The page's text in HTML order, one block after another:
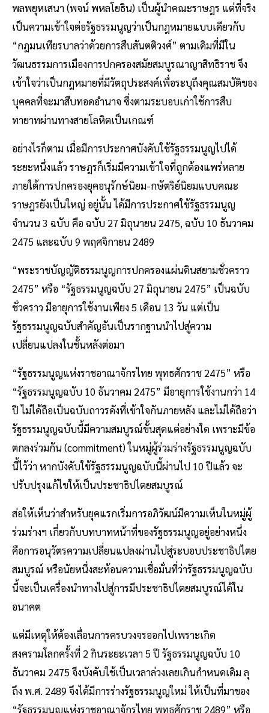
พลพยุหเสนา (พจน์ พหลโยธิน) เป็นผู้นำคณะราษฎร แต่ที่จริง
เป็นความเข้าใจต่อรัฐธรรมนูญว่าเป็นกฎหมายแบบเดียวกับ
“กฎมนเทียรบาลว่าด้วยการสืบสันตติวงศ์” ตามเดิมที่มีใน
วัฒนธรรมการเมืองการปกครองสมัยสมบูรณาญาสิทธิราช จึง
เข้าใจว่าเป็นกฎหมายที่มีวัตถุประสงค์เพื่อระบุถึงคุณสมบัติของ
บุคคลที่จะมาสืบทอดอำนาจ ซึ่งตามระบอบเก่าใช้การสืบ
ทายาทผ่านทางสายโลหิตเป็นเกณฑ์
อย่างไรก็ตาม เมื่อมีการประกาศบังคับใช้รัฐธรรมนูญไปได้
ระยะหนึ่งแล้ว ราษฎรก็เริ่มมีความเข้าใจที่ถูกต้องแพร่หลาย
ภายใต้การปกครองยุคอนุรักษ์นิยม-กษัตริย์นิยมแบบคณะ
ราษฎรยังเป็นใหญ่ อยู่นั้น ได้มีการประกาศใช้รัฐธรรมนูญ
จำนวน 3 ฉบับ คือ ฉบับ 27 มิถุนายน 2475, ฉบับ 10 ธันวาคม
2475 และฉบับ 9 พฤศจิกายน 2489
“พระราชบัญญัติธรรมนูญการปกครองแผ่นดินสยามชั่วคราว
2475” หรือ “รัฐธรรมนูญฉบับ 27 มิถุนายน 2475” เป็นฉบับ
ชั่วคราว มีอายุการใช้งานเพียง 5 เดือน 13 วัน แต่เป็น
รัฐธรรมนูญฉบับสำคัญอันเป็นรากฐานนำไปสู่ความ
เปลี่ยนแปลงในชั้นหลังต่อมา
“รัฐธรรมนูญแห่งราชอาณาจักรไทย พุทธศักราช 2475” หรือ
“รัฐธรรมนูญฉบับ 10 ธันวาคม 2475” มีอายุการใช้งานกว่า 14
ปี ไม่ได้ถือเป็นฉบับถาวรดังที่เข้าใจกันภายหลัง และไม่ได้ถือว่า
รัฐธรรมนูญฉบับนี้มีความสมบูรณ์ขั้นสุดแต่อย่างใด เพราะมีข้อ
ตกลงร่วมกัน (commitment) ในหมู่ผู้ร่วมร่างรัฐธรรมนูญฉบับ
นี้ไว้ว่า หากบังคับใช้รัฐธรรมนูญฉบับนี้ผ่านไป 10 ปีแล้ว จะ
ปรับปรุงแก้ไขให้เป็นประชาธิปไตยสมบูรณ์
ส่อให้เห็นว่าสำหรับยุคแรกเริ่มการอภิวัฒน์มีความเห็นในหมู่ผู้
ร่วมร่างฯ เกี่ยวกับบทบาทหน้าที่ของรัฐธรรมนูญอยู่อย่างหนึ่ง
คือการอนุวัตรความเปลี่ยนแปลงผ่านไปสู่ระบอบประชาธิปไตย
สมบูรณ์ หรือนัยหนึ่งสะท้อนความเชื่อมั่นที่ว่ารัฐธรรมนูญฉบับ
นี้จะเป็นเครื่องนำทางไปสู่การมีประชาธิปไตยสมบูรณ์ได้ใน
อนาคต
แต่มีเหตุให้ต้องเลื่อนการครบวงจรออกไปเพราะเกิด
สงครามโลกครั้งที่ 2 กินระยะเวลา 5 ปี รัฐธรรมนูญฉบับ 10
ธันวาคม 2475 จึงบังคับใช้เป็นเวลาล่วงเลยเกินกำหนดเดิม ลุ
ถึง พ.ศ. 2489 จึงได้มีการร่างรัฐธรรมนูญใหม่ ให้เป็นที่มาของ
“รัฐธรรมนูญแห่งราชอาณาจักรไทย พุทธศักราช 2489” หรือ